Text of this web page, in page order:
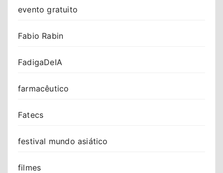
evento gratuito
Fabio Rabin
FadigaDeIA
farmacêutico
Fatecs
festival mundo asiático
filmes